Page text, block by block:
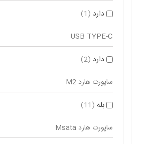
دارد (1)
USB TYPE-C
دارد (2)
ساپورت هارد M2
بله (11)
ساپورت هارد Msata